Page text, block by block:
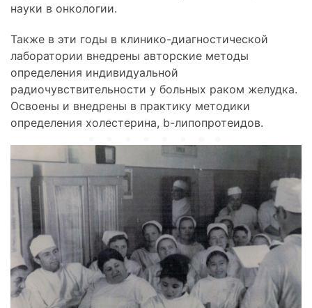
науки в онкологии.
Также в эти годы в клинико-диагностической
лаборатории внедрены авторские методы
определения индивидуальной
радиочувствительности у больных раком желудка.
Освоены и внедрены в практику методики
определения холестерина, b-липопротеидов.